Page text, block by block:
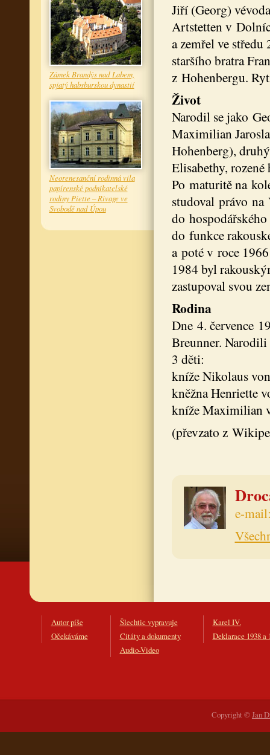
Zámek Brandýs nad Labem,
spjatý habsburskou dynastií
Neorenesanční rodinná vila
papírenské podnikatelské
rodiny Piette – Rivage ve
Svobodě nad Úpou
Jiří (Georg)
Artstetten v
a zemřel ve
staršího bratra
z Hohenbergu.
Život
Narodil se jako
Maximilian
Hohenberg),
Elisabethy,
Po maturitě na
studoval právo
do
do funkce
a poté v roce
1984 byl
zastupoval svou
Rodina
Dne 4. července
Breunner.
3 děti:
kníže Nikolaus
kněžna Henriette
kníže Maximilian
(převzato z
e-
Autor píše
Očekáváme
Šlechtic vypravuje
Citáty a dokumenty
Audio-Video
Karel IV.
Deklarace 1938 a
Copyright ©Jan